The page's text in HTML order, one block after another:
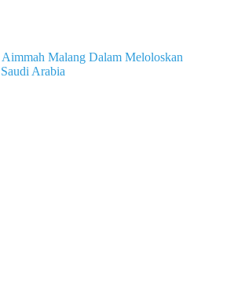
Malang Dalam Meloloskan
Arabia